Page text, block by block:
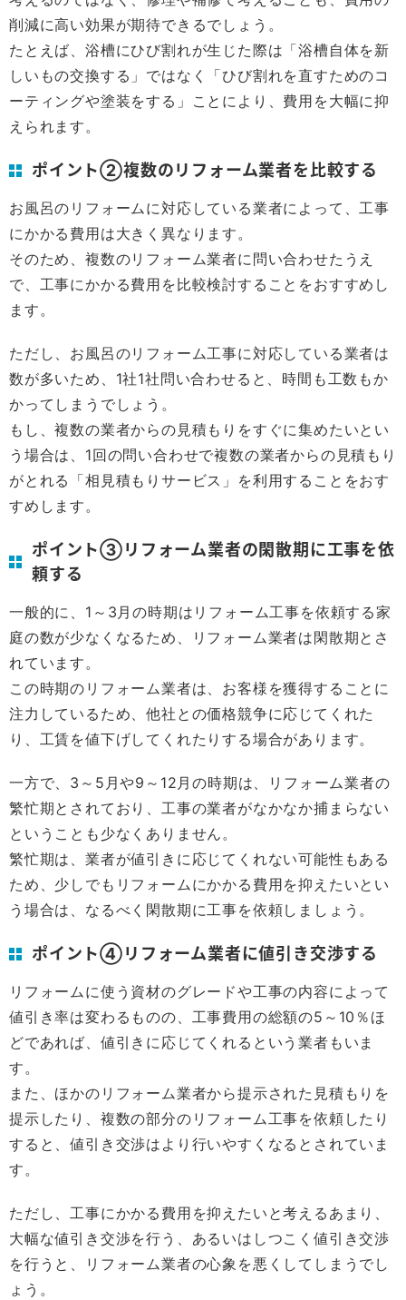
削減に高い効果が期待できるでしょう。
たとえば、浴槽にひび割れが生じた際は「浴槽自体を新
しいもの交換する」ではなく「ひび割れを直すためのコ
ーティングや塗装をする」ことにより、費用を大幅に抑
えられます。
ポイント②複数のリフォーム業者を比較する
お風呂のリフォームに対応している業者によって、工事
にかかる費用は大きく異なります。
そのため、複数のリフォーム業者に問い合わせたうえ
で、工事にかかる費用を比較検討することをおすすめし
ます。
ただし、お風呂のリフォーム工事に対応している業者は
数が多いため、1社1社問い合わせると、時間も工数もか
かってしまうでしょう。
もし、複数の業者からの見積もりをすぐに集めたいとい
う場合は、1回の問い合わせで複数の業者からの見積もり
がとれる「相見積もりサービス」を利用することをおす
すめします。
ポイント③リフォーム業者の閑散期に工事を依
頼する
一般的に、1～3月の時期はリフォーム工事を依頼する家
庭の数が少なくなるため、リフォーム業者は閑散期とさ
れています。
この時期のリフォーム業者は、お客様を獲得することに
注力しているため、他社との価格競争に応じてくれた
り、工賃を値下げしてくれたりする場合があります。
一方で、3～5月や9～12月の時期は、リフォーム業者の
繁忙期とされており、工事の業者がなかなか捕まらない
ということも少なくありません。
繁忙期は、業者が値引きに応じてくれない可能性もある
ため、少しでもリフォームにかかる費用を抑えたいとい
う場合は、なるべく閑散期に工事を依頼しましょう。
ポイント④リフォーム業者に値引き交渉する
リフォームに使う資材のグレードや工事の内容によって
値引き率は変わるものの、工事費用の総額の5～10％ほ
どであれば、値引きに応じてくれるという業者もいま
す。
また、ほかのリフォーム業者から提示された見積もりを
提示したり、複数の部分のリフォーム工事を依頼したり
すると、値引き交渉はより行いやすくなるとされていま
す。
ただし、工事にかかる費用を抑えたいと考えるあまり、
大幅な値引き交渉を行う、あるいはしつこく値引き交渉
を行うと、リフォーム業者の心象を悪くしてしまうでし
ょう。